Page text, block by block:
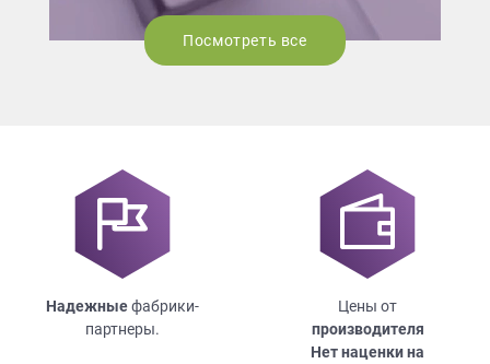
Посмотреть все
Надежныефабрики-
партнеры.
Цены от
производителя
Нет наценки на